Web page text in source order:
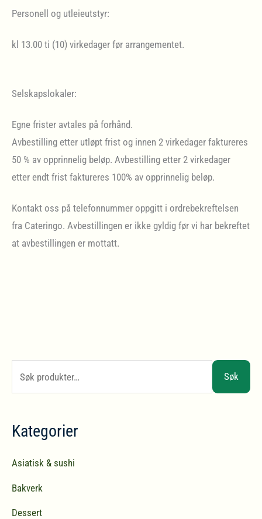
Personell og utleieutstyr:
kl 13.00 ti (10) virkedager før arrangementet.
Selskapslokaler:
Egne frister avtales på forhånd.
Avbestilling etter utløpt frist og innen 2 virkedager faktureres
50 % av opprinnelig beløp. Avbestilling etter 2 virkedager
etter endt frist faktureres 100% av opprinnelig beløp.
Kontakt oss på telefonnummer oppgitt i ordrebekreftelsen
fra Cateringo. Avbestillingen er ikke gyldig før vi har bekreftet
at avbestillingen er mottatt.
e
t
e
r
Søk
Kategorier
Asiatisk & sushi
Bakverk
Dessert